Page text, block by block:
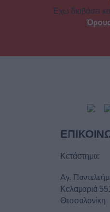
Έχω διαβάσει
Κατάστημα:
Αγ.
Καλαμαριά
Θεσσαλονίκη